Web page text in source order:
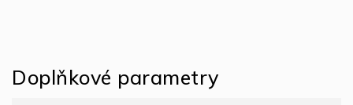
Doplňkové parametry